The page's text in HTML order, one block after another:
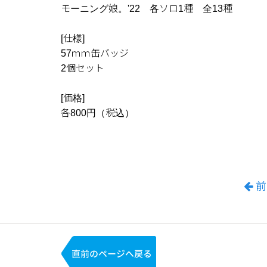
モーニング娘。'22 各ソロ1種 全13種
[仕様]
57ｍｍ缶バッジ
2個セット
[価格]
各800円（税込）